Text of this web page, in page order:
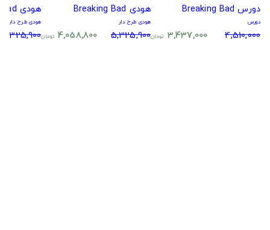
دورس Breaking Bad
دورس
4,510,000
3,437,000 تومان
هودی Breaking Bad
هودی طرح دار
5,325,900
4,058,800 تومان
هودی Breaking Bad
هودی طرح دار
5,325,900